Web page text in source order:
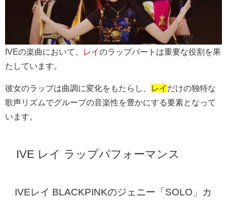
IVEの楽曲において、 レイのラップパートは重要な役割を果
たしています。
彼女のラップは曲調に変化をもたらし、 レイ だけの独特な
歌声リズムでグループの音楽性を豊かにする要素となって
います。
IVE レイ ラップパフォーマンス
IVEレイ BLACKPINKのジェニー「SOLO」カ